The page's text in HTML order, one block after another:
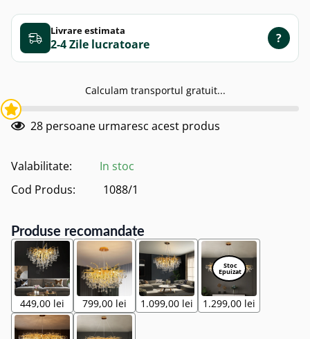
Livrare estimata
2-4 Zile ?
Calculam transportul gratuit...
28 persoane urmaresc acest produs
Valabilitate:
In stoc
Cod Produs:
1088/1
Produse recomandate
449,00 lei 799,00 lei 1.099,00 lei 1.299,00 lei